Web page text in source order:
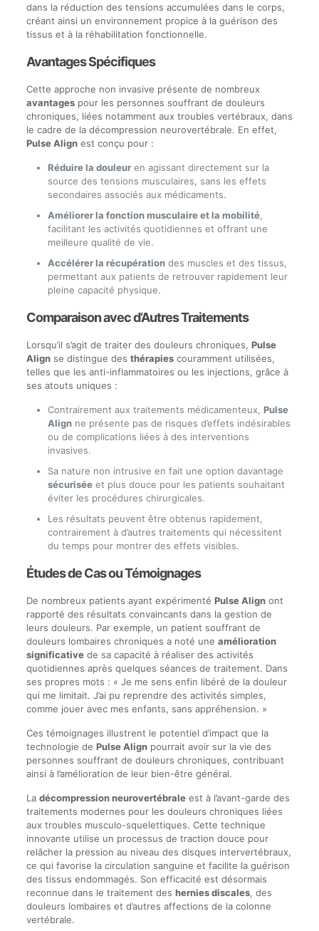
dans la réduction des tensions accumulées dans le corps,
créant ainsi un environnement propice à la guérison des
tissus et à la réhabilitation fonctionnelle.
Avantages Spécifiques
Cette approche non invasive présente de nombreux
avantagespour les personnes souffrant de douleurs
chroniques, liées notamment aux troubles vertébraux, dans
le cadre de la décompression neurovertébrale. En effet,
Pulse Alignest conçu pour :
Réduire la douleuren agissant directement sur la
source des tensions musculaires, sans les effets
secondaires associés aux médicaments.
Améliorer la fonction musculaire et la mobilité,
facilitant les activités quotidiennes et offrant une
meilleure qualité de vie.
Accélérer la récupérationdes muscles et des tissus,
permettant aux patients de retrouver rapidement leur
pleine capacité physique.
Comparaison avec d’Autres Traitements
Lorsqu’il s’agit de traiter des douleurs chroniques, Pulse
Alignse distingue des thérapiescouramment utilisées,
telles que les anti-inflammatoires ou les injections, grâce à
ses atouts uniques :
Contrairement aux traitements médicamenteux, Pulse
Alignne présente pas de risques d’effets indésirables
ou de complications liées à des interventions
invasives.
Sa nature non intrusive en fait une option davantage
sécuriséeet plus douce pour les patients souhaitant
éviter les procédures chirurgicales.
Les résultats peuvent être obtenus rapidement,
contrairement à d’autres traitements qui nécessitent
du temps pour montrer des effets visibles.
Études de Cas ou Témoignages
De nombreux patients ayant expérimenté Pulse Alignont
rapporté des résultats convaincants dans la gestion de
leurs douleurs. Par exemple, un patient souffrant de
douleurs lombaires chroniques a noté une amélioration
significativede sa capacité à réaliser des activités
quotidiennes après quelques séances de traitement. Dans
ses propres mots : « Je me sens enfin libéré de la douleur
qui me limitait. J’ai pu reprendre des activités simples,
comme jouer avec mes enfants, sans appréhension. »
Ces témoignages illustrent le potentiel d’impact que la
technologie de Pulse Alignpourrait avoir sur la vie des
personnes souffrant de douleurs chroniques, contribuant
ainsi à l’amélioration de leur bien-être général.
La décompression neurovertébraleest à l’avant-garde des
traitements modernes pour les douleurs chroniques liées
aux troubles musculo-squelettiques. Cette technique
innovante utilise un processus de traction douce pour
relâcher la pression au niveau des disques intervertébraux,
ce qui favorise la circulation sanguine et facilite la guérison
des tissus endommagés. Son efficacité est désormais
reconnue dans le traitement des hernies discales, des
douleurs lombaires et d’autres affections de la colonne
vertébrale.